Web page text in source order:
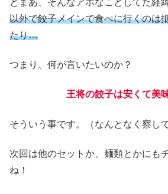
以外で餃子メインで食べに行くのは
たり…
つまり、何が言いたいのか？
王将の餃子は安くて美
そういう事です。（なんとなく察し
次回は他のセットか、麺類とかにも
ね！